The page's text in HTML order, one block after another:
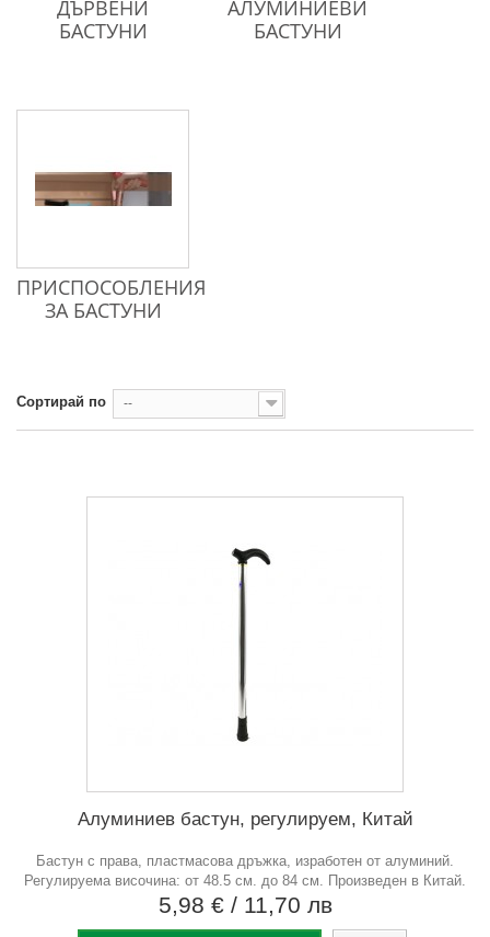
ДЪРВЕНИ
БАСТУНИ
АЛУМИНИЕВИ
БАСТУНИ
ПРИСПОСОБЛЕНИЯ
ЗА БАСТУНИ
Сортирай по --
Алуминиев бастун, регулируем, Китай
Бастун с права, пластмасова дръжка, изработен от алуминий.
Регулируема височина: от 48.5 см. до 84 см. Произведен в Китай.
5,98 € / 11,70 лв